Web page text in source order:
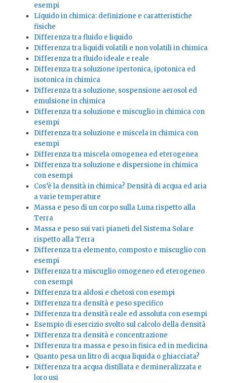
esempi
Liquido in chimica: definizione e caratteristiche
fisiche
Differenza tra fluido e liquido
Differenza tra liquidi volatili e non volatili in chimica
Differenza tra fluido ideale e reale
Differenza tra soluzione ipertonica, ipotonica ed
isotonica in chimica
Differenza tra soluzione, sospensione aerosol ed
emulsione in chimica
Differenza tra soluzione e miscuglio in chimica con
esempi
Differenza tra soluzione e miscela in chimica con
esempi
Differenza tra miscela omogenea ed eterogenea
Differenza tra soluzione e dispersione in chimica
con esempi
Cos’è la densità in chimica? Densità di acqua ed aria
a varie temperature
Massa e peso di un corpo sulla Luna rispetto alla
Terra
Massa e peso sui vari pianeti del Sistema Solare
rispetto alla Terra
Differenza tra elemento, composto e miscuglio con
esempi
Differenza tra miscuglio omogeneo ed eterogeneo
con esempi
Differenza tra aldosi e chetosi con esempi
Differenza tra densità e peso specifico
Differenza tra densità reale ed assoluta con esempi
Esempio di esercizio svolto sul calcolo della densità
Differenza tra densità e concentrazione
Differenza tra massa e peso in fisica ed in medicina
Quanto pesa un litro di acqua liquida o ghiacciata?
Differenza tra acqua distillata e demineralizzata e
loro usi